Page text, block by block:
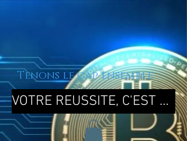
Tenons le cap ensemble
VOTRE REUSSITE, C'EST MA REUSSITE !